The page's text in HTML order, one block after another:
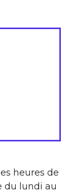
heures de
du lundi au